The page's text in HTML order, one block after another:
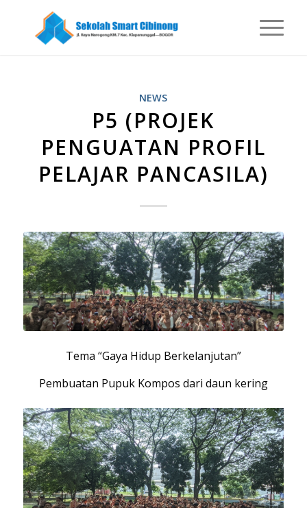
NEWS
P5 (PROJEK
PENGUATAN PROFIL
PELAJAR PANCASILA)
Tema “Gaya Hidup Berkelanjutan”
Pembuatan Pupuk Kompos dari daun kering